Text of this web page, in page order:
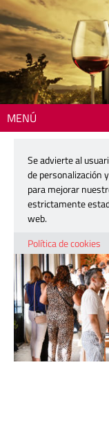
MENÚ
urbanitas-
18 junio, 2026
Se advierte al
de personalización
para mejorar
estrictamente
web.
Política de cookies